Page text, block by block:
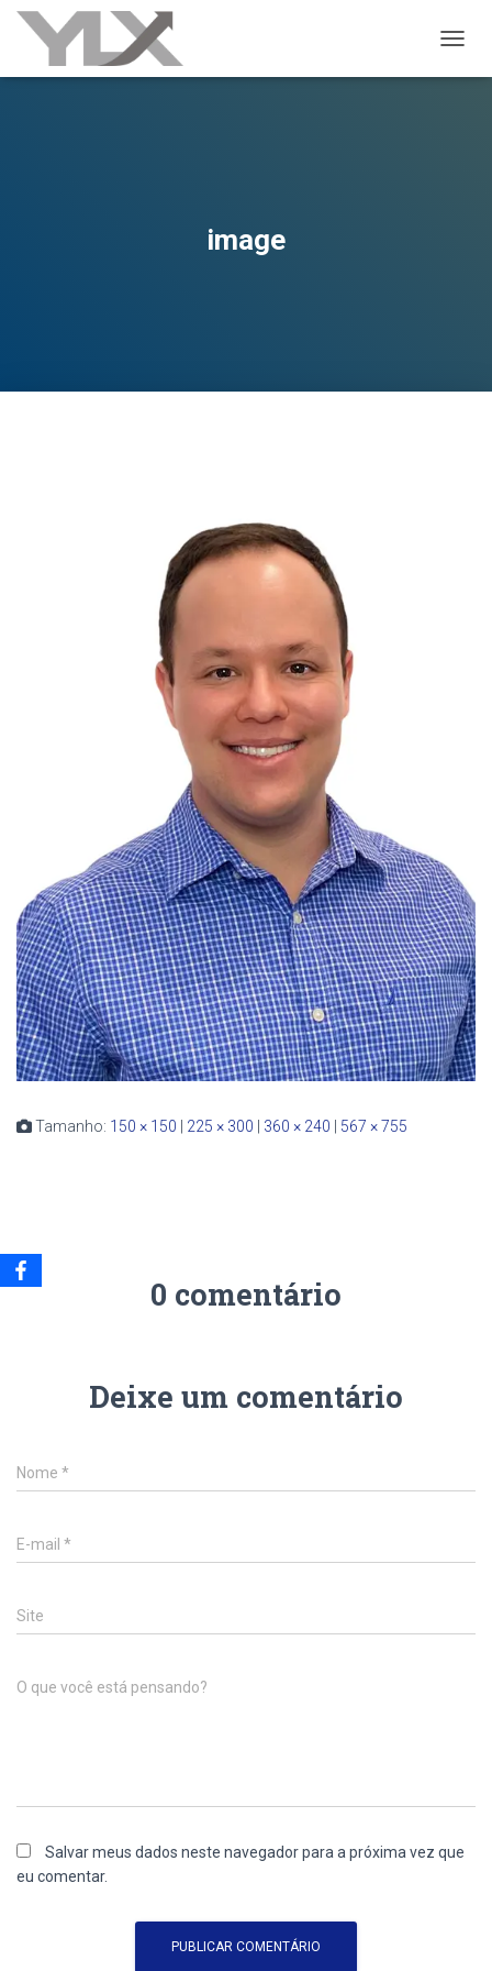
image
Tamanho: 150 × 150 | 225 × 300 | 360 × 240 | 567 × 755
0 comentário
Deixe um comentário
Nome *
E-mail *
Site
O que você está pensando?
Salvar meus dados neste navegador para a próxima vez que
eu comentar.